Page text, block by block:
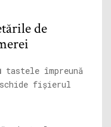
de
tastele împreună
fișierul